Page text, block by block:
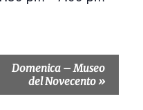
Domenica – Museo
del Novecento»